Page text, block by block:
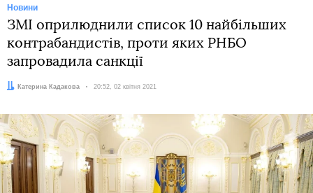
Новини
ЗМІ оприлюднили список 10 найбільших
контрабандистів, проти яких РНБО
запровадила санкції
Автор:Катерина Кадакова Дата:
20:52, 02 квітня 2021